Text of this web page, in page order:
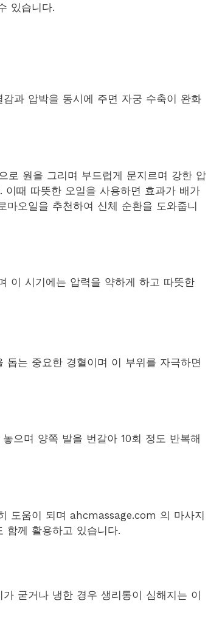
있습니다.
과 압박을 동시에 주면 자궁 수축이 완화
로 원을 그리며 부드럽게 문지르며 강한 압
때 따뜻한 오일을 사용하면 효과가 배가
오일을 추천하여 신체 순환을 도와줍니
이 시기에는 압력을 약하게 하고 따뜻한
는 중요한 경혈이며 이 부위를 자극하면
으며 양쪽 발을 번갈아 10회 정도 반복해
도움이 되며 ahcmassage.com 의 마사지
함께 활용하고 있습니다.
굳거나 냉한 경우 생리통이 심해지는 이